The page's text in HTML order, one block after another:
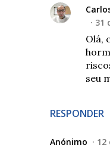
RESPONDER
31
Olá,
seu
Anónimo 12